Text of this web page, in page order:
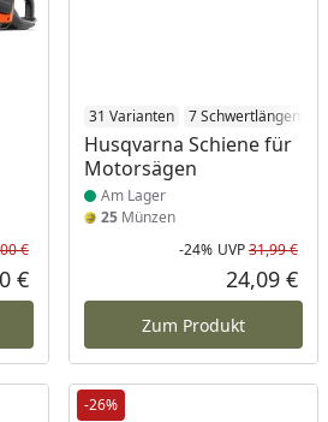
Rabatt in Prozent
Ursprünglicher Preis
€
Aktueller Preis
€
31 Varianten 7 Schwertlängen
Husqvarna Schiene für
Motorsägen
Produkt am Lager
Am Lager
25Münzen
-24% UVP31,99 €
24,09 €
Zum Produkt
-26%